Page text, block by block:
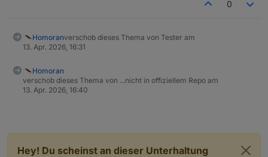
Und im Adapter Alarm dann noch wie auf dem Bild die
0
Homoranverschob dieses Thema von Tester am
13. Apr. 2026, 16:31
Homoran
verschob dieses Thema von ...nicht in offiziellem Repo am
13. Apr. 2026, 16:40
Hey! Du scheinst an dieser Unterhaltung